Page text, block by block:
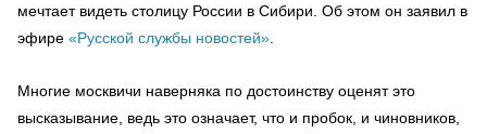
мечтает видеть столицу России в Сибири. Об этом он заявил в
эфире «Русской службы новостей»
Многие москвичи наверняка по достоинству оценят это
высказывание, ведь это означает, что и пробок, и чиновников,